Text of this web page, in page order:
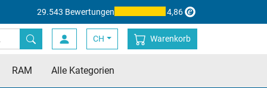
29.543 Bewertungen 4,86
CH Warenkorb
RAM Alle Kategorien